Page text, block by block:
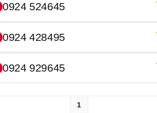
0924 524645
0924 428495
0924 929645
1